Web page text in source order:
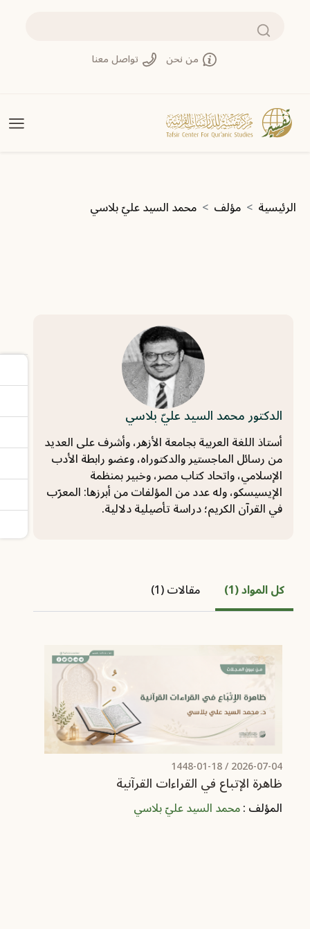
بحث
من نحن تواصل معنا
مسار التنقل
الرئيسية مؤلف محمد السيد عليّ بلاسي
الدكتور محمد السيد عليّ بلاسي
أستاذ اللغة العربية بجامعة الأزهر، وأشرف على العديد
من رسائل الماجستير والدكتوراه، وعضو رابطة الأدب
الإسلامي، واتحاد كتاب مصر، وخبير بمنظمة
الإيسيسكو، وله عدد من المؤلفات من أبرزها: المعرّب
في القرآن الكريم؛ دراسة تأصيلية دلالية.
كل المواد (1) مقالات (1)
2026-07-04
/ 1448-01-18
ظاهرة الإتباع في القراءات القرآنية
المؤلف :محمد السيد عليّ بلاسي